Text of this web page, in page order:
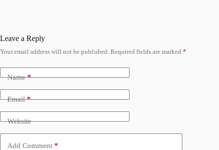
Leave a Reply
Your email address will not be published. Required fields are marked *
Name*
Email*
Website
Add Comment *